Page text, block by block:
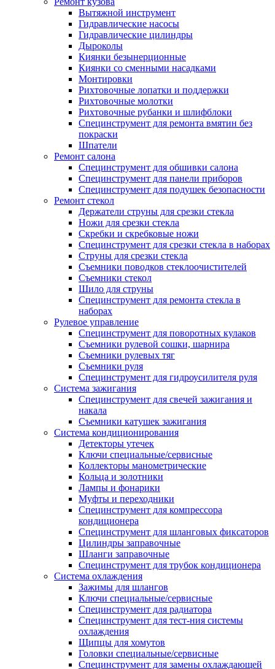
Вытяжной инструмент
Гидравлические насосы
Гидравлические цилиндры
Дыроколы
Киянки безынерционные
Киянки со сменными насадками
Монтировки
Рихтовочные лопатки и поддержки
Рихтовочные молотки
Рихтовочные рубанки и шлифблоки
Специнструмент для ремонта вмятин без
покраски
Шпатели
Ремонт салона
Специнструмент для обшивки салона
Специнструмент для панели приборов
Специнструмент для подушек безопасности
Ремонт стекол
Держатели струны для срезки стекла
Ножи для срезки стекла
Скребки и скребковые ножи
Специнструмент для срезки стекла в наборах
Струны для срезки стекла
Съемники поводков стеклоочистителей
Съемники стекол
Шило для струны
Специнструмент для ремонта стекла в
наборах
Рулевое управление
Специнструмент для поворотных кулаков
Съемники рулевой сошки, шарнира
Съемники рулевых тяг
Съемники руля
Специнструмент для гидроусилителя руля
Система зажигания
Специнструмент для свечей зажигания и
накала
Съемники катушек зажигания
Система кондиционирования
Детекторы утечек
Ключи специальные/сервисные
Коллекторы манометрические
Кольца и золотники
Лампы и фонарики
Муфты и переходники
Специнструмент для компрессора
кондиционера
Специнструмент для шланговых фиксаторов
Цилиндры заправочные
Шланги заправочные
Специнструмент для трубок кондиционера
Система охлаждения
Зажимы для шлангов
Ключи специальные/сервисные
Специнструмент для радиатора
Специнструмент для тест-ния системы
охлаждения
Щипцы для хомутов
Головки специальные/сервисные
Специнструмент для замены охлаждающей